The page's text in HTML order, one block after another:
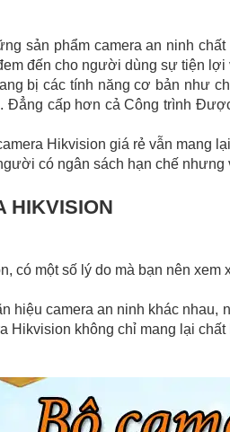
sản phẩm camera an ninh
đến cho người dùng sự tiện lợi
bị các tính năng cơ bản như
Đẳng cấp hơn cả Công trình
Hikvision giá rẻ vẫn mang
có ngân sách hạn chế
HIKVISION
có một số lý do mà bạn nên
hiệu camera an ninh khác
Hikvision không chỉ mang lại